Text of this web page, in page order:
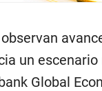
un
Global